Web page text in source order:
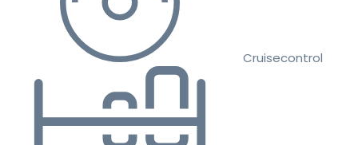
Cruisecontrol